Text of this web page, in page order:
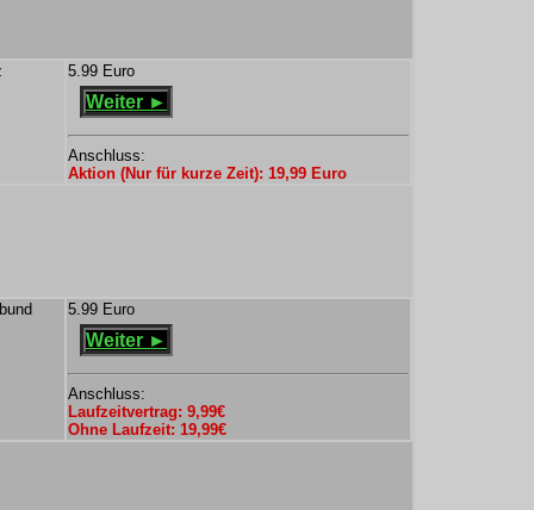
5.99 Euro
Weiter ►
Anschluss:
Aktion (Nur für kurze Zeit): 19,99 Euro
5.99 Euro
Weiter ►
Anschluss:
Laufzeitvertrag: 9,99€
Ohne Laufzeit: 19,99€